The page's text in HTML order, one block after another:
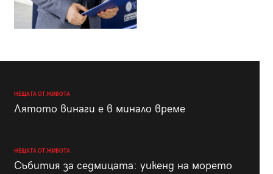
НЕЩАТА ОТ ЖИВОТА
Лятото винаги е в минало време
НЕЩАТА ОТ ЖИВОТА
Събития за седмицата: уикенд на морето